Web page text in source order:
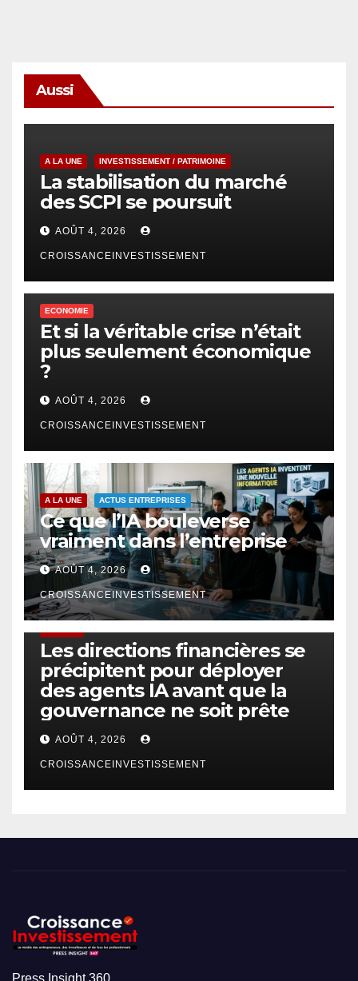
Aussi
A LA UNE INVESTISSEMENT / PATRIMOINE
La stabilisation du marché
des SCPI se poursuit
AOÛT 4, 2026
CROISSANCEINVESTISSEMENT
ECONOMIE
Et si la véritable crise n’était
plus seulement économique
?
AOÛT 4, 2026
CROISSANCEINVESTISSEMENT
A LA UNE ACTUS ENTREPRISES
Ce que l’IA bouleverse
vraiment dans l’entreprise
AOÛT 4, 2026
CROISSANCEINVESTISSEMENT
Les directions financières se
précipitent pour déployer
des agents IA avant que la
gouvernance ne soit prête
AOÛT 4, 2026
CROISSANCEINVESTISSEMENT
Press Insight 360